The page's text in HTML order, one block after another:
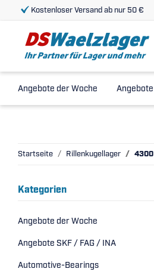
Kostenloser Versand ab nur 50 €
Angebote der Woche
Startseite Rillenkugellager
Kategorien
Angebote der Woche
Angebote SKF / FAG / INA
Automotive-Bearings